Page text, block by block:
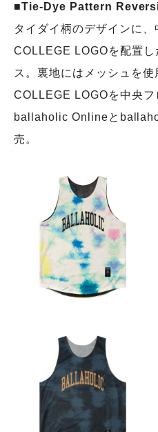
■Tie-Dye Pattern
タイダイ柄のデザインに
COLLEGE LOGOを配置
ス。裏地にはメッシュを
COLLEGE LOGOを中央フ
ballaholic Onlineと
売。